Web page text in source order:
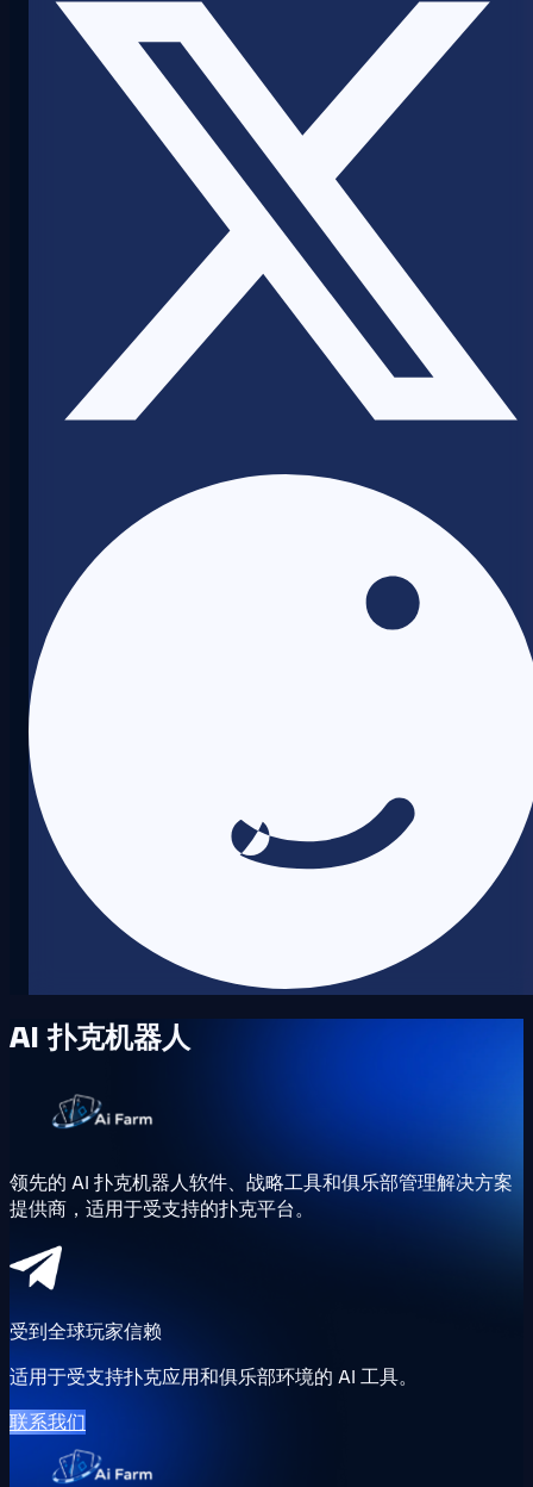
AI 扑克机器人
领先的 AI 扑克机器人软件、战略工具和俱乐部管理解决方案
提供商，适用于受支持的扑克平台。
受到全球玩家信赖
适用于受支持扑克应用和俱乐部环境的 AI 工具。
联系我们